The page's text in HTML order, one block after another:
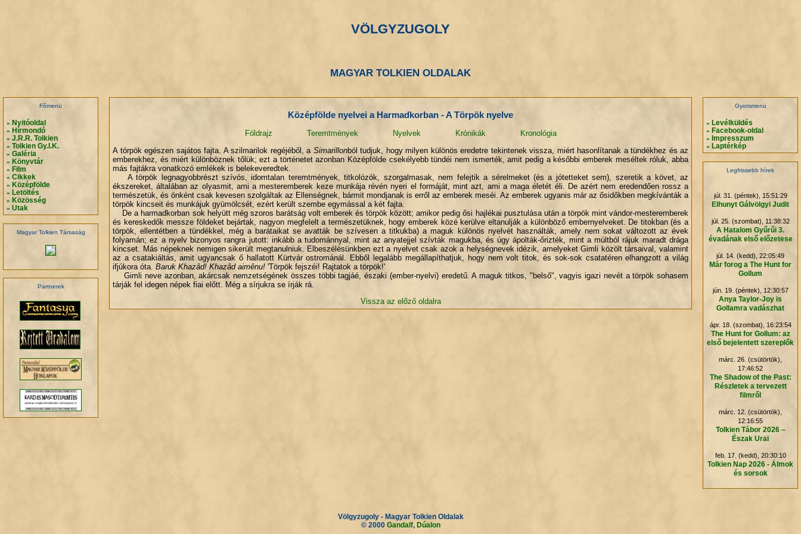
VÖLGYZUGOLY
MAGYAR TOLKIEN OLDALAK
Főmenü
» Nyitóoldal
» Hírmondó
» J.R.R. Tolkien
» Tolkien Gy.I.K.
» Galéria
» Könyvtár
» Film
» Cikkek
» Középfölde
» Letöltés
» Közösség
» Utak
Magyar Tolkien Társaság
Partnerek
Középfölde nyelvei a Harmadkorban - A Törpök nyelve
Földrajz Teremtmények Nyelvek Krónikák
Kronológia
A törpök egészen sajátos fajta. A szilmarilok regéjéből, a Simarillonból tudjuk, hogy milyen különös eredetre tekintenek vissza, miért hasonlítanak a tündékhez és az
emberekhez, és miért különböznek tőlük; ezt a történetet azonban Középfölde csekélyebb tündéi nem ismerték, amit pedig a későbbi emberek meséltek róluk, abba
más fajtákra vonatkozó emlékek is belekeveredtek.
A törpök legnagyobbrészt szívós, idomtalan teremtmények, titkolózók, szorgalmasak, nem felejtik a sérelmeket (és a jótetteket sem), szeretik a követ, az
ékszereket, általában az olyasmit, ami a mesteremberek keze munkája révén nyeri el formáját, mint azt, ami a maga életét éli. De azért nem eredendően rossz a
természetük, és önként csak kevesen szolgáltak az Ellenségnek, bármit mondjanak is erről az emberek meséi. Az emberek ugyanis már az ősidőkben megkívánták a
törpök kincseit és munkájuk gyümölcsét, ezért került szembe egymással a két fajta.
De a harmadkorban sok helyütt még szoros barátság volt emberek és törpök között; amikor pedig ősi hajlékai pusztulása után a törpök mint vándor-mesteremberek
és kereskedők messze földeket bejártak, nagyon megfelelt a természetüknek, hogy emberek közé kerülve eltanulják a különböző embernyelveket. De titokban (és a
törpök, ellentétben a tündékkel, még a barátaikat se avatták be szívesen a titkukba) a maguk különös nyelvét használták, amely nem sokat változott az évek
folyamán; ez a nyelv bizonyos rangra jutott: inkább a tudománnyal, mint az anyatejjel szívták magukba, és úgy ápolták-őrizték, mint a múltból rájuk maradt drága
kincset. Más népeknek nemigen sikerült megtanulniuk. Elbeszélésünkben ezt a nyelvet csak azok a helységnevek idézik, amelyeket Gimli közölt társaival, valamint
az a csatakiáltás, amit ugyancsak ő hallatott Kürtvár ostrománál. Ebből legalább megállapíthatjuk, hogy nem volt titok, és sok-sok csatatéren elhangzott a világ
ifjúkora óta. Baruk Khazâd! Khazâd aimênu! 'Törpök fejszéi! Rajtatok a törpök!'
Gimli neve azonban, akárcsak nemzetségének összes többi tagjáé, északi (ember-nyelvi) eredetű. A maguk titkos, "belső", vagyis igazi nevét a törpök sohasem
tárják fel idegen népek fiai előtt. Még a sírjukra se írják rá.
Vissza az előző oldalra
Gyorsmenü
» Levélküldés
» Facebook-oldal
» Impresszum
» Laptérkép
Legfrissebb hírek
júl. 31. (péntek), 15:51:29
Elhunyt Gálvölgyi Judit
júl. 25. (szombat), 11:38:32
A Hatalom Gyűrűi 3.
évadának első előzetese
júl. 14. (kedd), 22:05:49
Már forog a The Hunt for
Gollum
jún. 19. (péntek), 12:30:57
Anya Taylor-Joy is
Gollamra vadászhat
ápr. 18. (szombat), 16:23:54
The Hunt for Gollum: az
első bejelentett szereplők
márc. 26. (csütörtök),
17:46:52
The Shadow of the Past:
Részletek a tervezett
filmről
márc. 12. (csütörtök),
12:16:55
Tolkien Tábor 2026 –
Észak Urai
feb. 17. (kedd), 20:30:10
Tolkien Nap 2026 - Álmok
és sorsok
Völgyzugoly - Magyar Tolkien Oldalak
© 2000 Gandalf, Dúalon